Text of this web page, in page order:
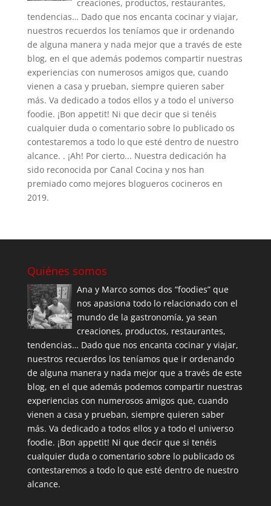
creaciones, productos, restaurantes,
tendencias… Dado que nos encanta cocinar y viajar,
nuestros recuerdos los teníamos que ir ordenando
de alguna manera y nada mejor que a través de este
blog, en el que además podemos compartir nuestras
experiencias con numerosos amigos que, cuando
vienen a casa y prueban, siempre quieren saber
más. Va dedicado a todos ellos y a todo el universo
foodie. ¡Bon appetit! Ni que decir que si tenéis
cualquier duda o comentario sobre lo publicado os
contestaremos a todo lo que esté dentro de nuestro
alcance. . ¡Ah! Por cierto... Nuestra dedicación ha
sido reconocida por Canal Cocina y nos han
premiado como mejores blogueros cocineros en
2019.
Quiénes somos
Ana y Marco somos dos “foodies” que
nos apasiona todo lo relacionado con el
mundo de la gastronomía, ya sean
creaciones, productos, restaurantes,
tendencias… Dado que nos encanta cocinar y viajar,
nuestros recuerdos los teníamos que ir ordenando
de alguna manera y nada mejor que a través de este
blog, en el que además podemos compartir nuestras
experiencias con numerosos amigos que, cuando
vienen a casa y prueban, siempre quieren saber
más. Va dedicado a todos ellos y a todo el universo
foodie. ¡Bon appetit! Ni que decir que si tenéis
cualquier duda o comentario sobre lo publicado os
contestaremos a todo lo que esté dentro de nuestro
alcance.